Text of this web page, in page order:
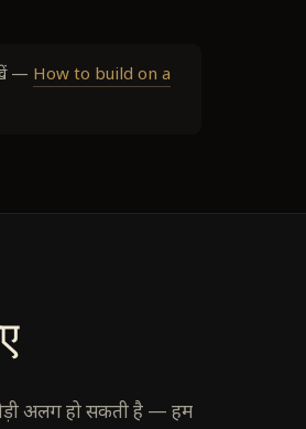
— How to build on a
अलग हो सकती है — हम